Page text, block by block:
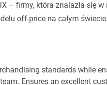
– firmy, która znalazła się
off-price na całym świecie.
standards while
Ensures an excellent